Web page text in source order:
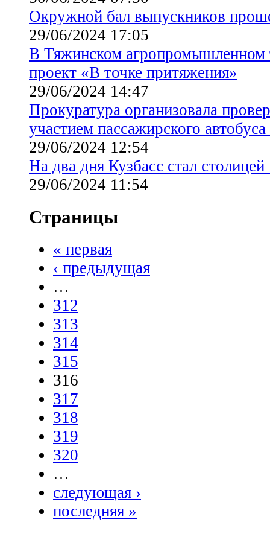
Окружной бал выпускников
29/06/2024 17:05
В Тяжинском агропромышленном
проект «В точке притяжения»
29/06/2024 14:47
Прокуратура организовала
участием пассажирского
29/06/2024 12:54
На два дня Кузбасс стал
29/06/2024 11:54
Страницы
« первая
‹ предыдущая
…
312
313
314
315
316
317
318
319
320
…
следующая ›
последняя »